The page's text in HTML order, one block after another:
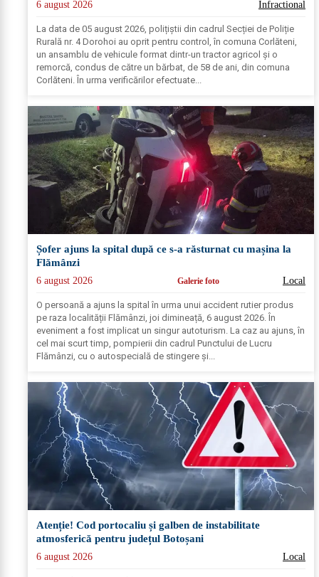
6 august 2026 Infractional
La data de 05 august 2026, polițiștii din cadrul Secției de Poliție
Rurală nr. 4 Dorohoi au oprit pentru control, în comuna Corlăteni,
un ansamblu de vehicule format dintr-un tractor agricol și o
remorcă, condus de către un bărbat, de 58 de ani, din comuna
Corlăteni. În urma verificărilor efectuate...
Șofer ajuns la spital după ce s-a răsturnat cu mașina la
Flămânzi
6 august 2026 Galerie foto Local
O persoană a ajuns la spital în urma unui accident rutier produs
pe raza localității Flămânzi, joi dimineață, 6 august 2026. În
eveniment a fost implicat un singur autoturism. La caz au ajuns, în
cel mai scurt timp, pompierii din cadrul Punctului de Lucru
Flămânzi, cu o autospecială de stingere și...
Atenție! Cod portocaliu și galben de instabilitate
atmosferică pentru județul Botoșani
6 august 2026 Local